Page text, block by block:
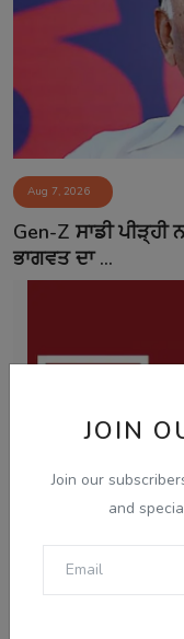
JOIN
Join our
and
Aug 7, 2026
Gen-Z ਸਾਡੀ
ਭਾਗਵਤ ਦਾ ...
Aug 7, 2026
ਚੰਡੀਗੜ੍ਹ ਸਮਾਰਟ